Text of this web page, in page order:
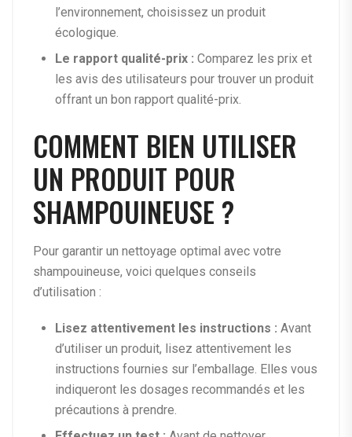
l’environnement, choisissez un produit
écologique.
Le rapport qualité-prix : Comparez les prix et
les avis des utilisateurs pour trouver un produit
offrant un bon rapport qualité-prix.
COMMENT BIEN UTILISER
UN PRODUIT POUR
SHAMPOUINEUSE ?
Pour garantir un nettoyage optimal avec votre
shampouineuse, voici quelques conseils
d’utilisation :
Lisez attentivement les instructions : Avant
d’utiliser un produit, lisez attentivement les
instructions fournies sur l’emballage. Elles vous
indiqueront les dosages recommandés et les
précautions à prendre.